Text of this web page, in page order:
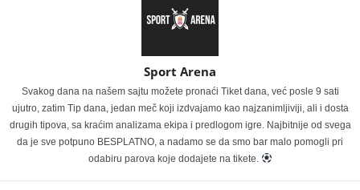
Sport Arena
Svakog dana na našem sajtu možete pronaći Tiket dana, već posle 9 sati
ujutro, zatim Tip dana, jedan meč koji izdvajamo kao najzanimljiviji, ali i dosta
drugih tipova, sa kraćim analizama ekipa i predlogom igre. Najbitnije od svega
da je sve potpuno BESPLATNO, a nadamo se da smo bar malo pomogli pri
odabiru parova koje dodajete na tikete.